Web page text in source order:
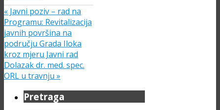
« Javni poziv – rad na
Programu: Revitalizacija
javnih površina na
području Grada Iloka
kroz mjeru Javni rad
Dolazak dr. med. spec.
ORL u travnju »
Pretraga